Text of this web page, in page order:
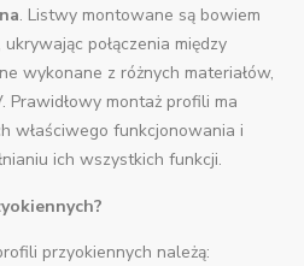
. Listwy montowane są bowiem
połączenia między
wykonane z różnych materiałów,
Prawidłowy montaż profili ma
właściwego funkcjonowania i
ich wszystkich funkcji.
przyokiennych należą: